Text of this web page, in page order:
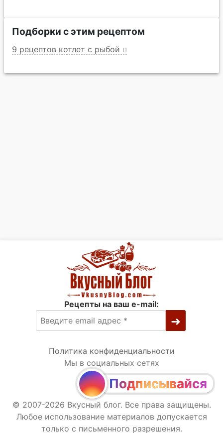
Подборки с этим рецептом
9 рецептов котлет с рыбой
Рецепты на ваш e-mail:
Политика конфиденциальности
Мы в социальных сетях
Подписывайся
© 2007-2026 Вкусный блог. Все права защищены.
Любое использование материалов допускается
только с письменного разрешения.